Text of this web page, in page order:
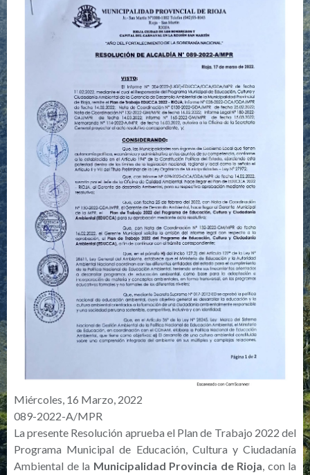
Miércoles, 16 Marzo, 2022
089-2022-A/MPR
La presente Resolución aprueba el Plan de Trabajo 2022 del
Programa Municipal de Educación, Cultura y Ciudadanía
Ambiental de la Municipalidad Provincia de Rioja, con la